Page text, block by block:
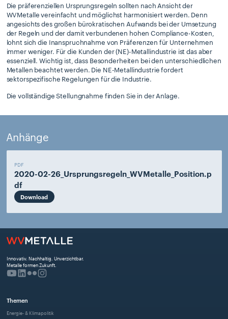
Die präferenziellen Ursprungsregeln sollten nach Ansicht der
WVMetalle vereinfacht und möglichst harmonisiert werden. Denn
angesichts des großen bürokratischen Aufwands bei der Umsetzung
der Regeln und der damit verbundenen hohen Compliance-Kosten,
lohnt sich die Inanspruchnahme von Präferenzen für Unternehmen
immer weniger. Für die Kunden der (NE)-Metallindustrie ist das aber
essenziell. Wichtig ist, dass Besonderheiten bei den unterschiedlichen
Metallen beachtet werden. Die NE-Metallindustrie fordert
sektorspezifische Regelungen für die Industrie.
Die vollständige Stellungnahme finden Sie in der Anlage.
Anhänge
PDF
2020-02-26_Ursprungsregeln_WVMetalle_Position.p
df
Download
Innovativ. Nachhaltig. Unverzichtbar.
Metalle formen Zukunft.
Themen
Energie- & Klimapolitik